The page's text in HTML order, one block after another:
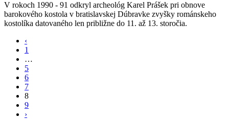
V rokoch 1990 - 91 odkryl archeológ Karel Prášek pri obnove
barokového kostola v bratislavskej Dúbravke zvyšky románskeho
kostolíka datovaného len približne do 11. až 13. storočia.
‹
1
…
5
6
7
8
9
›